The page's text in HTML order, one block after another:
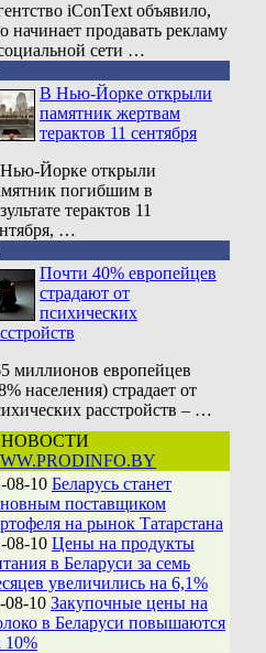
iConText объявило,
начинает продавать рекламу
сети …
В Нью-Йорке открыли
памятник жертвам
терактов 11 сентября
Йорке открыли
погибшим в
терактов 11
…
Почти 40% европейцев
страдают от
психических
миллионов европейцев
населения) страдает от
расстройств – …
НОВОСТИ
08-10 Беларусь станет
поставщиком
на рынок Татарстана
08-10 Цены на продукты
в Беларуси за семь
увеличились на 6,1%
08-10 Закупочные цены на
в Беларуси повышаются
10%